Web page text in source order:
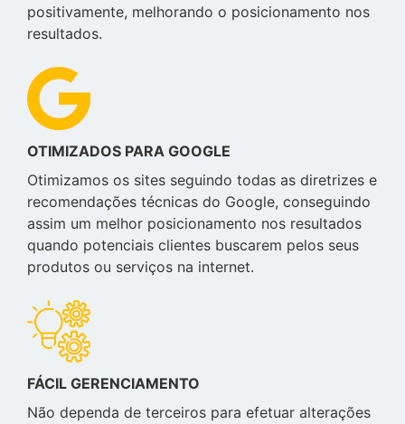
positivamente, melhorando o posicionamento nos
resultados.
OTIMIZADOS PARA GOOGLE
Otimizamos os sites seguindo todas as diretrizes e
recomendações técnicas do Google, conseguindo
assim um melhor posicionamento nos resultados
quando potenciais clientes buscarem pelos seus
produtos ou serviços na internet.
FÁCIL GERENCIAMENTO
Não dependa de terceiros para efetuar alterações